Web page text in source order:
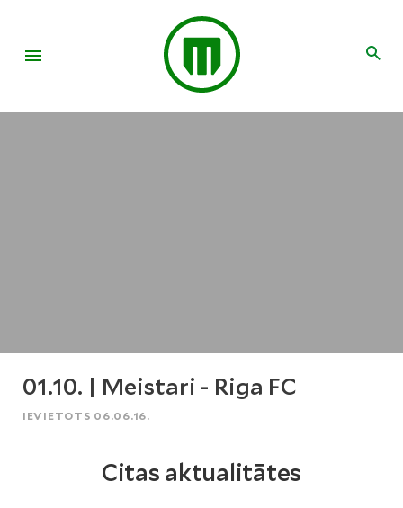
01.10. | Meistari - Riga FC
IEVIETOTS 06.06.16.
Citas aktualitātes